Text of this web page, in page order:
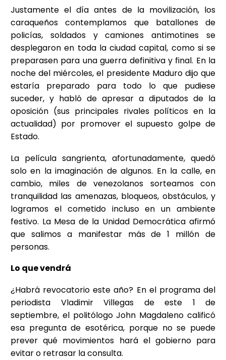
Justamente el día antes de la movilización, los
caraqueños contemplamos que batallones de
policías, soldados y camiones antimotines se
desplegaron en toda la ciudad capital, como si se
preparasen para una guerra definitiva y final. En la
noche del miércoles, el presidente Maduro dijo que
estaría preparado para todo lo que pudiese
suceder, y habló de apresar a diputados de la
oposición (sus principales rivales políticos en la
actualidad) por promover el supuesto golpe de
Estado.
La película sangrienta, afortunadamente, quedó
solo en la imaginación de algunos. En la calle, en
cambio, miles de venezolanos sorteamos con
tranquilidad las amenazas, bloqueos, obstáculos, y
logramos el cometido incluso en un ambiente
festivo. La Mesa de la Unidad Democrática afirmó
que salimos a manifestar más de 1 millón de
personas.
Lo que vendrá
¿Habrá revocatorio este año? En el programa del
periodista Vladimir Villegas de este 1 de
septiembre, el politólogo John Magdaleno calificó
esa pregunta de esotérica, porque no se puede
prever qué movimientos hará el gobierno para
evitar o retrasar la consulta.